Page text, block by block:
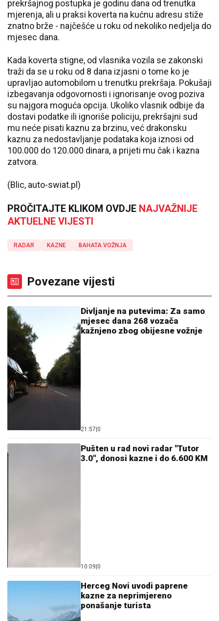
prekršajnog postupka je godinu dana od trenutka
mjerenja, ali u praksi koverta na kućnu adresu stiže
znatno brže - najčešće u roku od nekoliko nedjelja do
mjesec dana.
Kada koverta stigne, od vlasnika vozila se zakonski
traži da se u roku od 8 dana izjasni o tome ko je
upravljao automobilom u trenutku prekršaja. Pokušaji
izbegavanja odgovornosti i ignorisanje ovog poziva
su najgora moguća opcija. Ukoliko vlasnik odbije da
dostavi podatke ili ignoriše policiju, prekršajni sud
mu neće pisati kaznu za brzinu, već drakonsku
kaznu za nedostavljanje podataka koja iznosi od
100.000 do 120.000 dinara, a prijeti mu čak i kazna
zatvora.
(Blic, auto-swiat.pl)
PROČITAJTE KLIKOM OVDJE NAJVAŽNIJE
AKTUELNE VIJESTI
RADAR KAZNE BAHATA VOŽNJA
Povezane vijesti
Divljanje na putevima: Za samo
mjesec dana 268 vozača
kažnjeno zbog obijesne vožnje
21:57 0
Pušten u rad novi radar "Tutor
3.0", donosi kazne i do 6.600 KM
10:09 0
Herceg Novi uvodi paprene
kazne za neprimjereno
ponašanje turista